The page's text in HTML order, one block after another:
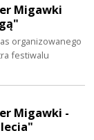
Migawki
organizowanego
festiwalu
Migawki -